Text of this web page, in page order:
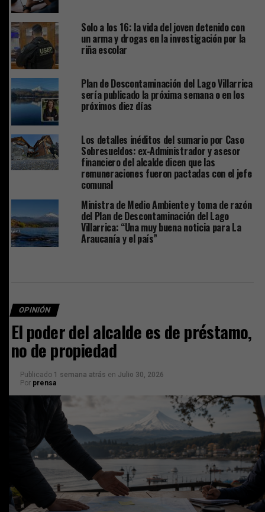
Solo a los 16: la vida del joven detenido con
un arma y drogas en la investigación por la
riña escolar
Plan de Descontaminación del Lago Villarrica
sería publicado la próxima semana o en los
próximos diez días
Los detalles inéditos del sumario por Caso
Sobresueldos: ex-Administrador y asesor
financiero del alcalde dicen que las
remuneraciones fueron pactadas con el jefe
comunal
Ministra de Medio Ambiente y toma de razón
del Plan de Descontaminación del Lago
Villarrica: “Una muy buena noticia para La
Araucanía y el país”
OPINIÓN
El poder del alcalde es de préstamo,
no de propiedad
Publicado 1 semana atrás en Julio 30, 2026
Por prensa